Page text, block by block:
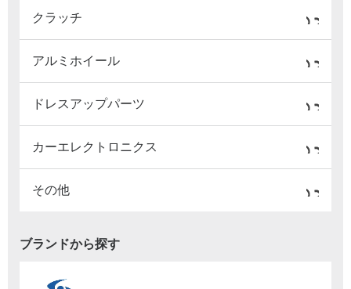
クラッチ
アルミホイール
ドレスアップパーツ
カーエレクトロニクス
その他
ブランドから探す